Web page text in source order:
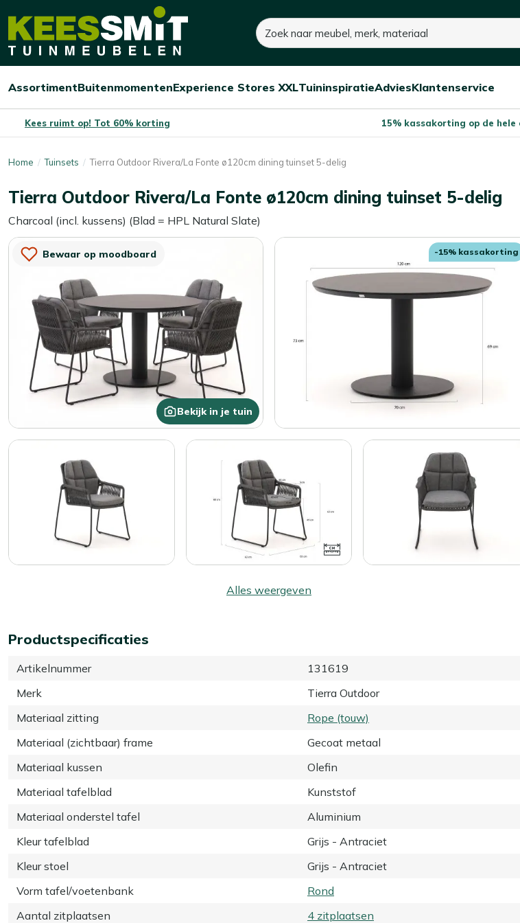
Kees
Tuinmeubelen
Zoeken
Open/sluit
Assortiment
Open/sluit
Buitenmomenten
Open/sluit
Experience Stores XXL
Open/sluit
Tuininspiratie
Open/sluit
Advies
Open/sluit
Klantenservice
Kees ruimt op! Tot 60% korting 15% kassakorting op de hele
Home Tuinsets Tierra Outdoor Rivera/La Fonte ø120cm dining tuinset 5-delig
Tierra Outdoor Rivera/La Fonte ø120cm dining tuinset 5-delig
Charcoal (incl. kussens) (Blad = HPL Natural Slate)
Bewaar op moodboard
Bekijk in je tuin
-15% kassakorting
Alles weergeven
2.320,-
Productspecificaties
Artikelnummer
131619
Merk
Tierra Outdoor
Materiaal zitting
Rope (touw)
Materiaal (zichtbaar) frame
Gecoat metaal
Materiaal kussen
Olefin
Materiaal tafelblad
Kunststof
Materiaal onderstel tafel
Aluminium
Kleur tafelblad
Grijs - Antraciet
Kleur stoel
Grijs - Antraciet
Vorm tafel/voetenbank
Rond
Aantal zitplaatsen
4 zitplaatsen